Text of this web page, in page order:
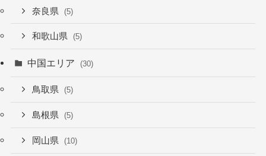
奈良県 (5)
和歌山県 (5)
中国エリア (30)
鳥取県 (5)
島根県 (5)
岡山県 (10)